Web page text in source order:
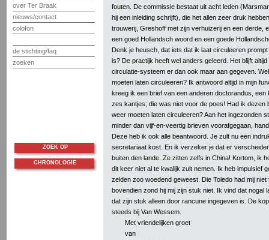
over Ter Braak
nieuws/contact
colofon
de stichting/faq
zoeken
fouten. De commissie bestaat uit acht leden
hij een inleiding schrijft), die het allen zeer druk
trouwerij, Greshoff met zijn verhuizerij en een derde,
een goed Hollandsch woord en een goede
Denk je heusch, dat iets dat ik laat circuleeren
is? De practijk heeft wel anders geleerd. Het blijft
circulatie-systeem er dan ook maar aan gegeven.
moeten laten circuleeren? Ik antwoord altijd in mijn
kreeg ik een brief van een anderen doctorandus, een
zes kantjes; die was niet voor de poes! Had ik dezen
weer moeten laten circuleeren? Aan het ingezonden
minder dan vijf-en-veertig brieven voorafgegaan,
Deze heb ik ook alle beantwoord. Je zult nu een
secretariaat kost. En ik verzeker je dat er
buiten den lande. Ze zitten zelfs in China! Kortom, ik
dit keer niet al te kwalijk zult nemen. Ik heb impulsief
zelden zoo woedend geweest. Die Toledo had mij
bovendien zond hij mij zijn stuk niet. Ik vind dat nogal
dat zijn stuk alleen door rancune ingegeven is. De
steeds bij Van Wessem.
Met vriendelijken groet
van
ZOEK OP
CHRONOLOGIE